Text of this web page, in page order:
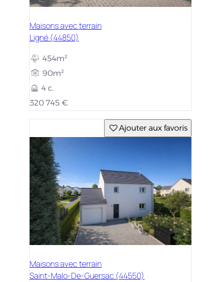
Maisons avec terrain
Ligné (44850)
454m²
90m²
4 c.
320 745 €
Ajouter aux favoris
Maisons avec terrain
Saint-Malo-De-Guersac (44550)